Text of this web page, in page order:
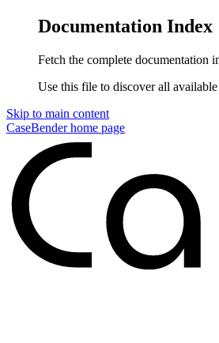
Documentation Index
Fetch the complete documentation
Use this file to discover all
Skip to main content
CaseBenderhome page